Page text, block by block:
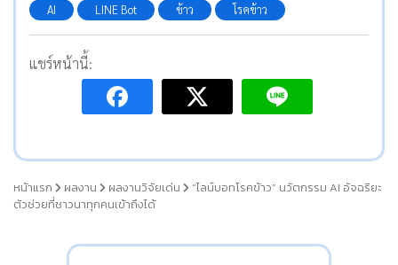
AI LINE Bot ข้าว โรคข้าว
แชร์หน้านี้:
หน้าแรก ผลงาน ผลงานวิจัยเด่น
“ไลน์บอทโรคข้าว” นวัตกรรม AI อัจฉริยะ
ตัวช่วยที่ชาวนาทุกคนเข้าถึงได้